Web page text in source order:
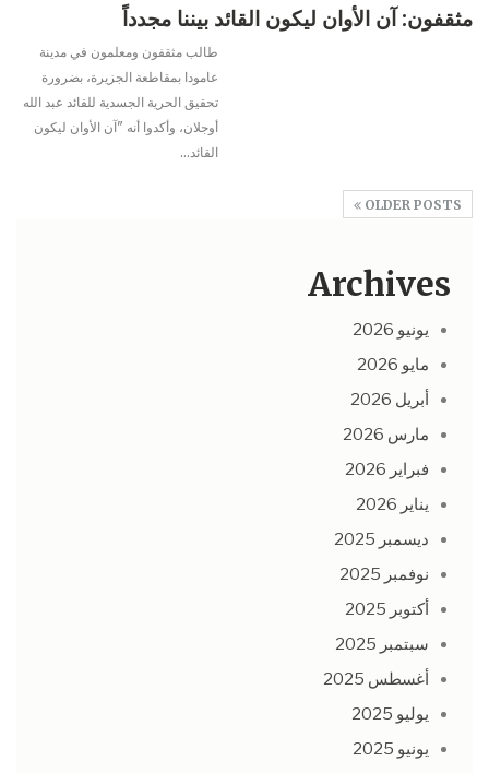
مثقفون: آن الأوان ليكون القائد بيننا مجدداً
طالب مثقفون ومعلمون في مدينة
عامودا بمقاطعة الجزيرة، بضرورة
تحقيق الحرية الجسدية للقائد عبد الله
أوجلان، وأكدوا أنه "آن الأوان ليكون
القائد…
OLDER POSTS
Archives
يونيو 2026
مايو 2026
أبريل 2026
مارس 2026
فبراير 2026
يناير 2026
ديسمبر 2025
نوفمبر 2025
أكتوبر 2025
سبتمبر 2025
أغسطس 2025
يوليو 2025
يونيو 2025